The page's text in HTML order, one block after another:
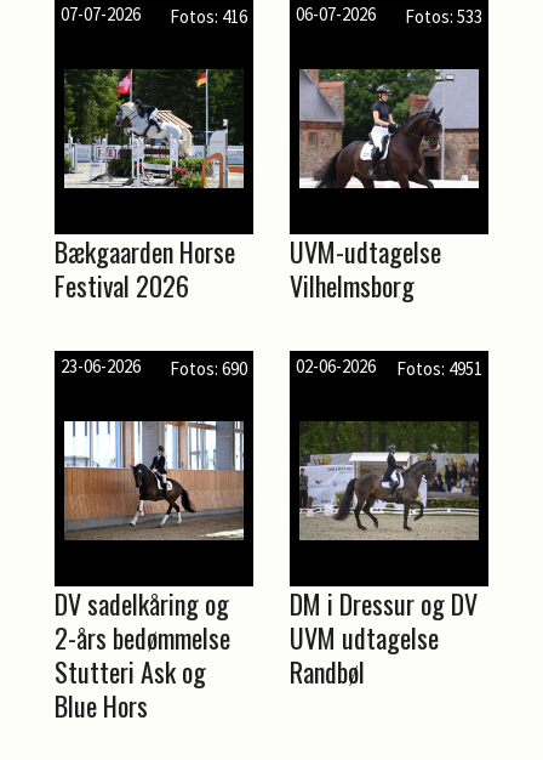
07-07-2026 Fotos: 416
Bækgaarden Horse
Festival 2026
06-07-2026 Fotos: 533
UVM-udtagelse
Vilhelmsborg
23-06-2026 Fotos: 690
DV sadelkåring og
2-års bedømmelse
Stutteri Ask og
Blue Hors
02-06-2026 Fotos: 4951
DM i Dressur og DV
UVM udtagelse
Randbøl